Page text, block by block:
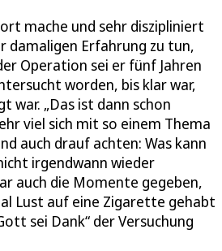
mache und sehr diszipliniert
damaligen Erfahrung zu tun,
Operation sei er fünf Jahren
worden, bis klar war,
war. „Das ist dann schon
viel sich mit so einem Thema
auch drauf achten: Was kann
irgendwann wieder
auch die Momente gegeben,
Lust auf eine Zigarette gehabt
sei Dank“ der Versuchung